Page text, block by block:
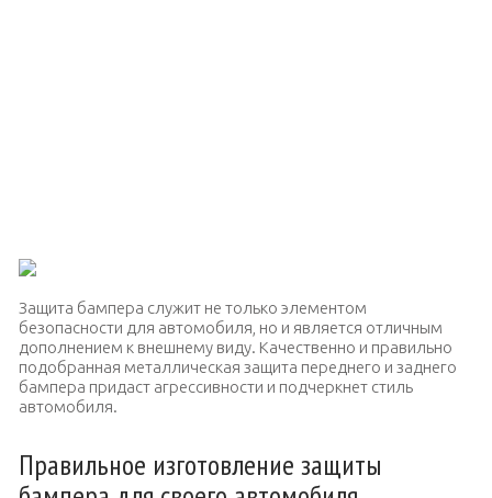
Защита бампера служит не только элементом
безопасности для автомобиля, но и является отличным
дополнением к внешнему виду. Качественно и правильно
подобранная металлическая защита переднего и заднего
бампера придаст агрессивности и подчеркнет стиль
автомобиля.
Правильное изготовление защиты